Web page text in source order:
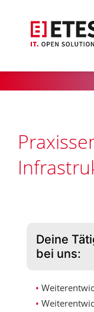
Deine
bei uns: